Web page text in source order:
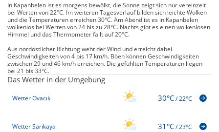
In Kapanbelen ist es morgens bewölkt, die Sonne zeigt sich nur vereinzelt
bei Werten von 22°C. Im weiteren Tagesverlauf bilden sich leichte Wolken
und die Temperaturen erreichen 30°C. Am Abend ist es in Kapanbelen
wolkenlos bei Werten von 24 bis zu 28°C. Nachts gibt es einen wolkenlosen
Himmel und das Thermometer fällt auf 20°C.
Aus nordöstlicher Richtung weht der Wind und erreicht dabei
Geschwindigkeiten von 4 bis 17 km/h. Böen können Geschwindigkeiten
zwischen 29 und 46 km/h erreichen. Die gefühlten Temperaturen liegen
bei 21 bis 33°C.
Das Wetter in der Umgebung
Wetter Ovacık 30°C/22°C
Wetter Sarıkaya 31°C/23°C